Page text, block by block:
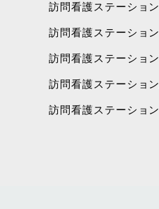
訪問看護ステーショ
訪問看護ステーショ
訪問看護ステーショ
訪問看護ステーショ
訪問看護ステーショ